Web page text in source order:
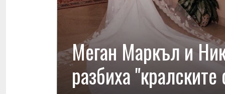
Меган Маркъл и
разбиха